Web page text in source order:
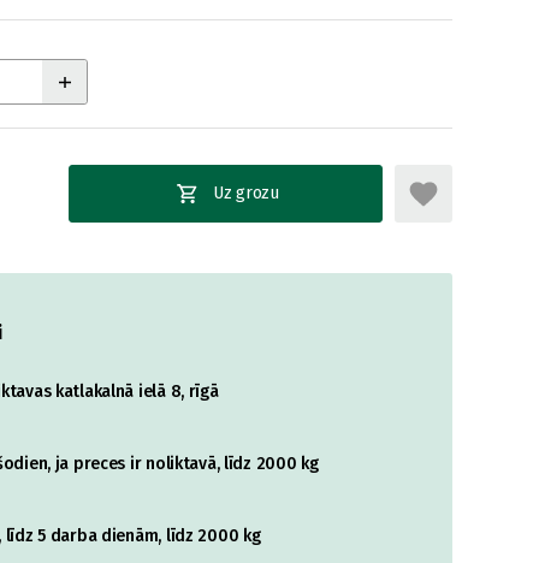
Uz grozu
katlakalnā ielā 8, rīgā
ja preces ir noliktavā, līdz 2000 kg
5 darba dienām, līdz 2000 kg